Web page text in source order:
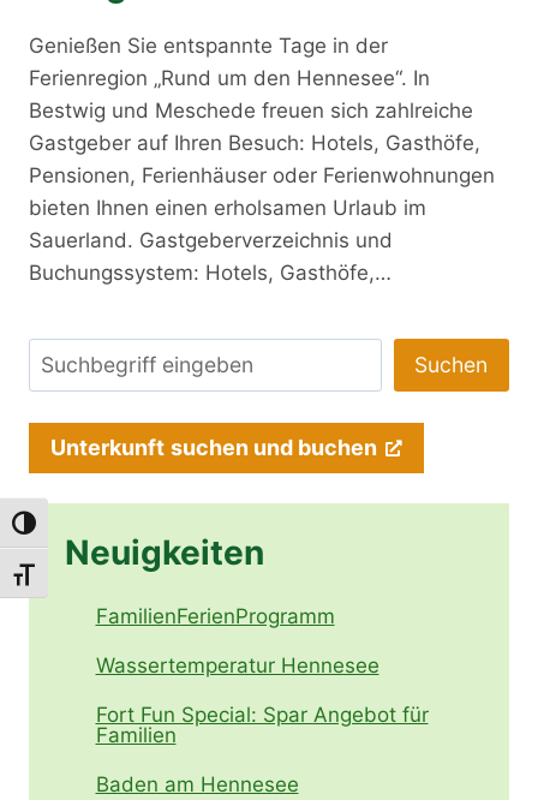
Umschalten auf hohe Kontraste
Schrift vergrößern
Genießen Sie entspannte Tage in der
Ferienregion „Rund um den Hennesee“. In
Bestwig und Meschede freuen sich zahlreiche
Gastgeber auf Ihren Besuch: Hotels, Gasthöfe,
Pensionen, Ferienhäuser oder Ferienwohnungen
bieten Ihnen einen erholsamen Urlaub im
Sauerland. Gastgeberverzeichnis und
Buchungssystem: Hotels, Gasthöfe,…
Suchen Suchen
Unterkunft suchen und buchen
Neuigkeiten
FamilienFerienProgramm
Wassertemperatur Hennesee
Fort Fun Special: Spar Angebot für
Familien
Baden am Hennesee